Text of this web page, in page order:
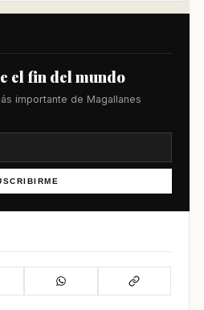
el fin del mundo
importante de Magallanes